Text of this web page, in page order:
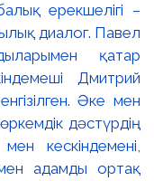
ерекшелігі –
диалог. Павел
қатар
Дмитрий
Әке мен
дәстүрдің
кескіндемені,
адамды ортақ